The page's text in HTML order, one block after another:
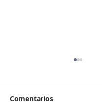
Comentarios